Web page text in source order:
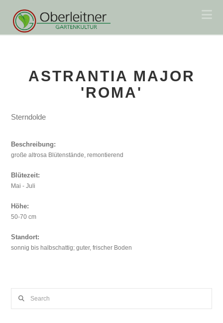
ASTRANTIA MAJOR
'ROMA'
Sterndolde
Beschreibung:
große altrosa Blütenstände, remontierend
Blütezeit:
Mai - Juli
Höhe:
50-70 cm
Standort:
sonnig bis halbschattig; guter, frischer Boden